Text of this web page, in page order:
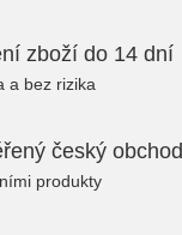
zboží do 14 dní
a bez rizika
český obchod
produkty